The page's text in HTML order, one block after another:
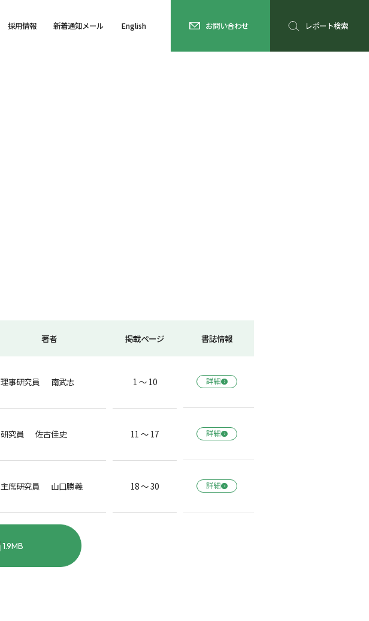
採用情報 新着通知メール English お問い合わせ レポート検索
著者 掲載ページ 書誌情報
理事研究員 南武志 1 ～ 10 詳細
研究員 佐古佳史 11 ～ 17 詳細
主席研究員 山口勝義 18 ～ 30 詳細
1.9MB